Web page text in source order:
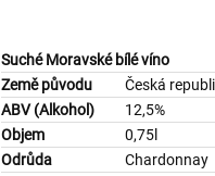
Suché Moravské bílé víno
Země původu Česká
ABV (Alkohol)
12,5%
Objem
0,75l
Odrůda
Chardonnay